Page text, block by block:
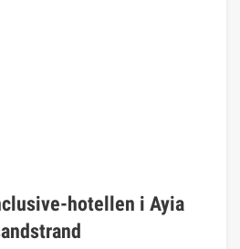
hotellen i Ayia